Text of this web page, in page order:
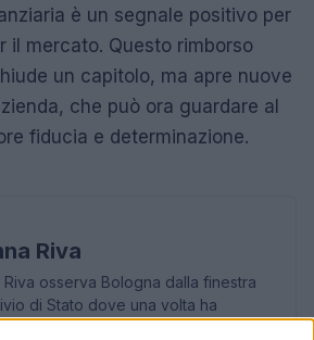
è un segnale positivo per
il mercato. Questo rimborso
un capitolo, ma apre nuove
che può ora guardare al
fiducia e determinazione.
Riva
Riva osserva Bologna dalla finestra
di Stato dove una volta ha